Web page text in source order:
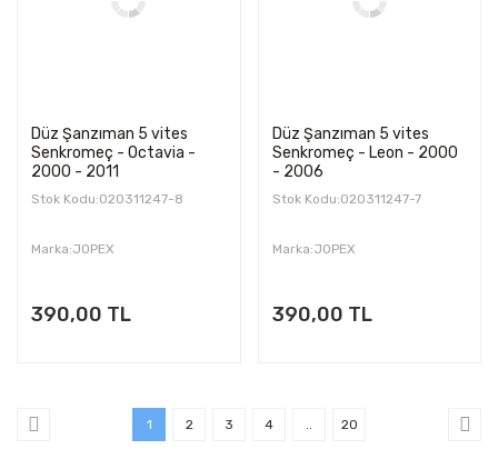
Düz Şanzıman 5 vites
Senkromeç - Octavia -
2000 - 2011
Stok Kodu:020311247-8
Marka:JOPEX
390,00 TL
Düz Şanzıman 5 vites
Senkromeç - Leon - 2000
- 2006
Stok Kodu:020311247-7
Marka:JOPEX
390,00 TL
1 2 3 4 .. 20